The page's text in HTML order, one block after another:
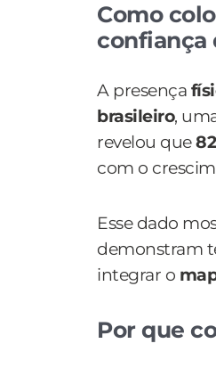
Como
confiança
A presença
brasileiro,
revelou que
com o
Esse dado
demonstram
integrar o
Por que